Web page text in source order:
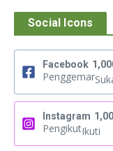
Social Icons
Facebook
Penggemar
Instagram
PengikutIkuti